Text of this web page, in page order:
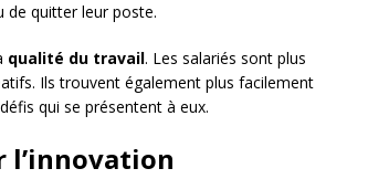
de quitter leur poste.
qualité du travail. Les salariés sont plus
Ils trouvent également plus facilement
qui se présentent à eux.
l’innovation